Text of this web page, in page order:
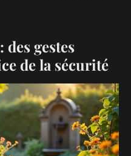
des gestes
de la sécurité